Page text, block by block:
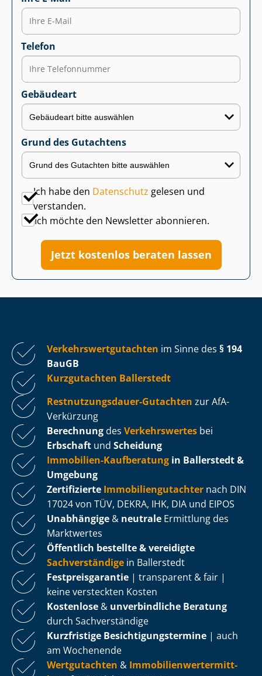
Telefon
Gebäudeart
Grund des Gutachtens
Ich habe den Datenschutz gelesen und
verstanden.
Ich möchte den Newsletter abonnieren.
Jetzt kostenlos beraten lassen
Ver­kehrs­wert­gut­ach­ten im Sinne des § 194
BauGB
Kurzgutachten Ballerstedt
Rest­nut­zungs­dau­er-Gutachten zur AfA-
Verkürzung
Berechnung des Verkehrswertes bei
Erbschaft und Scheidung
Immobilien-Kaufberatung in Ballerstedt &
Umgebung
Zertifizierte Im­mo­bi­li­en­gut­ach­ter nach DIN
17024 von TÜV, DEKRA, IHK, DIA und EIPOS
Unabhängige & neutrale Ermittlung des
Marktwertes
Öffentlich bestellte & vereidigte
Sachverständige in Ballerstedt
Fest­preis­ga­ran­tie | transparent & fair |
keine versteckten Kosten
Kostenlose & unverbindliche Beratung
durch Sachverständige
Kurzfristige Be­sich­ti­gungs­ter­mi­ne | auch
am Wochenende
Wertgutachten & Im­mo­bi­li­en­wert­ermitt­